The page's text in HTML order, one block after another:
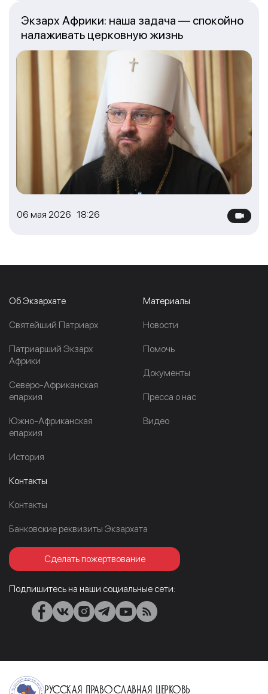
06 мая 2026 18:26
Экзарх Африки: наша задача — спокойно
налаживать церковную жизнь
Об Экзархате
Cвятейший Патриарх
Патриарший Экзарх
Африки
Северо-Африканская
епархия
Южно-Африканская
епархия
История
Материалы
Новости
Помочь
Документы
Пресса о нас
Видео
Контакты
Контакты
Банковские реквизиты Экзархата
Сделать пожертвование
Подпишитесь на наши социальные сети:
Русская Православная Церковь